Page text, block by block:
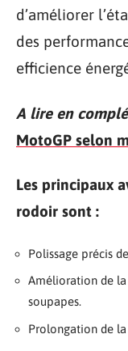
d’améliorer
des
efficience
A lire en
MotoGP selon
Les principaux
rodoir sont :
Polissage précis
Amélioration de la
soupapes.
Prolongation de la